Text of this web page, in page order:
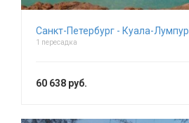
Санкт-Петербург - Куала-Лумпур
1 пересадка
60 638 руб.